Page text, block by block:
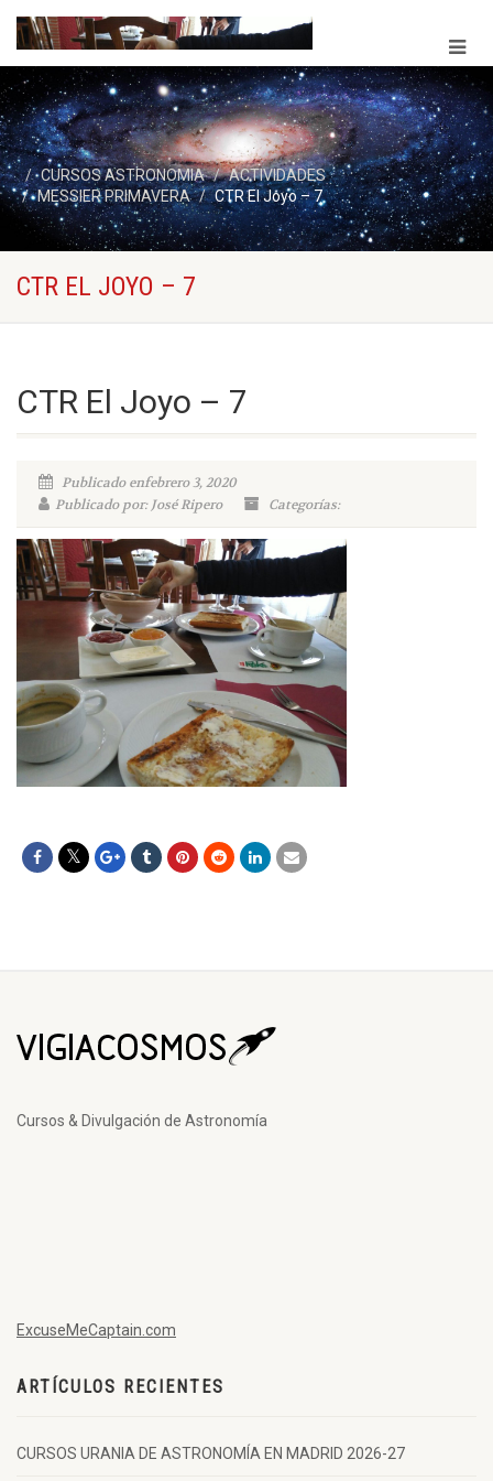
CURSOS ASTRONOMIA
ACTIVIDADES
MESSIER PRIMAVERA
CTR El Joyo – 7
CTR EL JOYO – 7
CTR El Joyo – 7
Publicado enfebrero 3, 2020
Publicado por: José Ripero
Categorías:
Cursos & Divulgación de Astronomía
ExcuseMeCaptain.com
ARTÍCULOS RECIENTES
CURSOS URANIA DE ASTRONOMÍA EN MADRID 2026-27